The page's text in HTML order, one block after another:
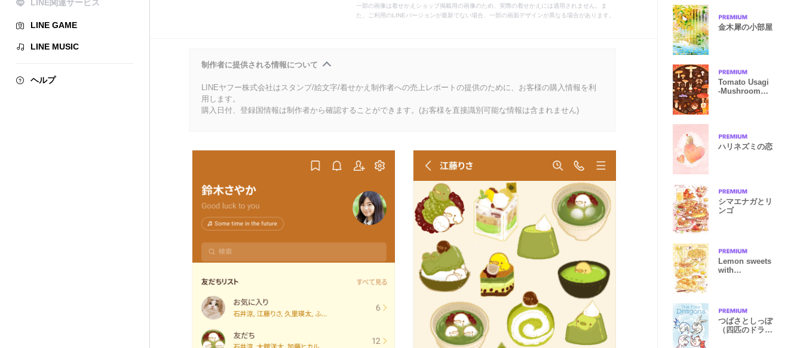
LINE関連サービス
LINE GAME
LINE MUSIC
ヘルプ
一部の画像は着せかえショップ掲載用の画像のため、実際の着せかえには適用されません。ま
た、ご利用のLINEバージョンが最新でない場合、一部の画面デザインが異なる場合があります。
制作者に提供される情報について
LINEヤフー株式会社はスタンプ/絵文字/着せかえ制作者への売上レポートの提供のために、お客様の購入情報を利
用します。
購入日付、登録国情報は制作者から確認することができます。(お客様を直接識別可能な情報は含まれません)
金木犀の小部屋
Tomato Usagi
-Mushroom
ハリネズミの恋
シマエナガとリ
ンゴ
Lemon sweets
with
つばさとしっぽ
（四匹のドラゴ